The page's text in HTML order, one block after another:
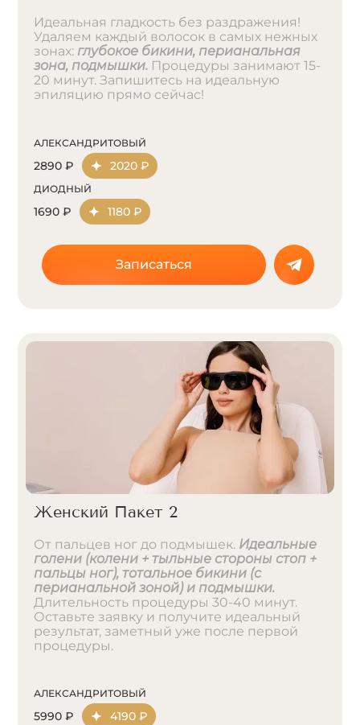
Идеальная гладкость без раздражения!
Удаляем каждый волосок в самых нежных
зонах: глубокое бикини, перианальная
зона, подмышки. Процедуры занимают 15-
20 минут. Запишитесь на идеальную
эпиляцию прямо сейчас!
АЛЕКСАНДРИТОВЫЙ
2890 ₽ 2020 ₽
ДИОДНЫЙ
1690 ₽ 1180 ₽
Записаться
Женский Пакет 2
От пальцев ног до подмышек. Идеальные
голени (колени + тыльные стороны стоп +
пальцы ног), тотальное бикини (с
перианальной зоной) и подмышки.
Длительность процедуры 30-40 минут.
Оставьте заявку и получите идеальный
результат, заметный уже после первой
процедуры.
АЛЕКСАНДРИТОВЫЙ
5990 ₽ 4190 ₽